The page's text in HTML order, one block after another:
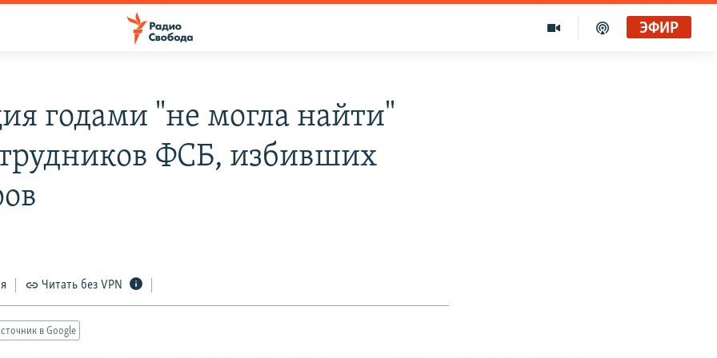
ЭФИР
годами "не могла найти"
ФСБ, избивших
Читать без VPN
в Google